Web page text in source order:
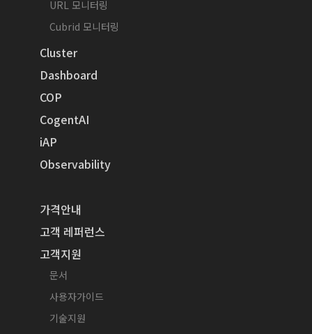
URL 모니터링
Cubrid 모니터링
Cluster
Dashboard
COP
CogentAI
iAP
Observability
가격안내
고객 레퍼런스
고객지원
문서
사용자가이드
기술지원